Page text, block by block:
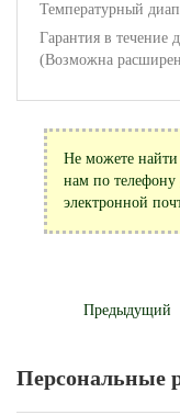
Температурный
Гарантия в течение
(Возможна
Не можете найти
нам по телефону
электронной
Предыдущий
Персональные